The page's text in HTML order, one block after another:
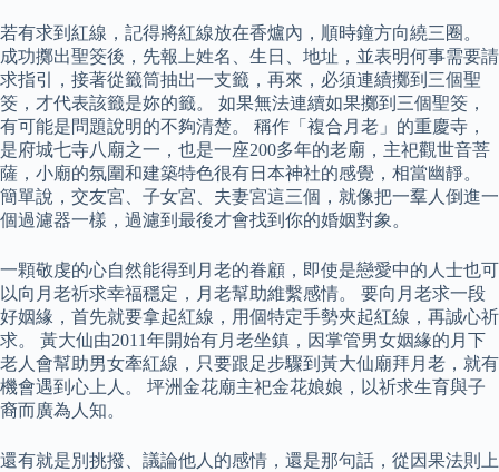
若有求到紅線，記得將紅線放在香爐內，順時鐘方向繞三圈。
成功擲出聖筊後，先報上姓名、生日、地址，並表明何事需要請
求指引，接著從籤筒抽出一支籤，再來，必須連續擲到三個聖
筊，才代表該籤是妳的籤。 如果無法連續如果擲到三個聖筊，
有可能是問題說明的不夠清楚。 稱作「複合月老」的重慶寺，
是府城七寺八廟之一，也是一座200多年的老廟，主祀觀世音菩
薩，小廟的氛圍和建築特色很有日本神社的感覺，相當幽靜。
簡單說，交友宮、子女宮、夫妻宮這三個，就像把一羣人倒進一
個過濾器一樣，過濾到最後才會找到你的婚姻對象。
一顆敬虔的心自然能得到月老的眷顧，即使是戀愛中的人士也可
以向月老祈求幸福穩定，月老幫助維繫感情。 要向月老求一段
好姻緣，首先就要拿起紅線，用個特定手勢夾起紅線，再誠心祈
求。 黃大仙由2011年開始有月老坐鎮，因掌管男女姻緣的月下
老人會幫助男女牽紅線，只要跟足步驟到黃大仙廟拜月老，就有
機會遇到心上人。 坪洲金花廟主祀金花娘娘，以祈求生育與子
裔而廣為人知。
還有就是別挑撥、議論他人的感情，還是那句話，從因果法則上